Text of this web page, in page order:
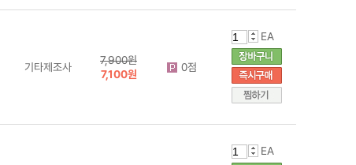
기타제조사
7,900원
7,100원
0점
EA
EA